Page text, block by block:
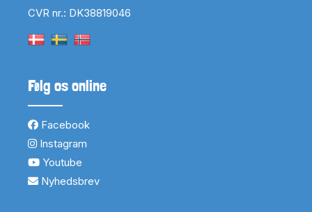
CVR nr.: DK38819046
Følg os online
Facebook
Instagram
Youtube
Nyhedsbrev